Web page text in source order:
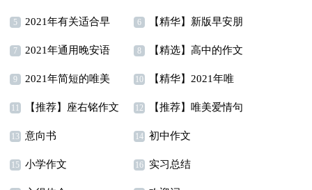
篇 锦集7篇
5 2021年有关适合早
上发的早安心语朋友圈
合集58条
6 【精华】新版早安朋
友圈问候语摘录66句
7 2021年通用晚安语
录朋友圈锦集62句
8 【精选】高中的作文
400字5篇
9 2021年简短的唯美
简短句子汇编49句
10 【精华】2021年唯
美的早安朋友圈问候语
集合45句
11 【推荐】座右铭作文
汇总9篇
12 【推荐】唯美爱情句
子38句
13 意向书 14 初中作文
15 小学作文 16 实习总结